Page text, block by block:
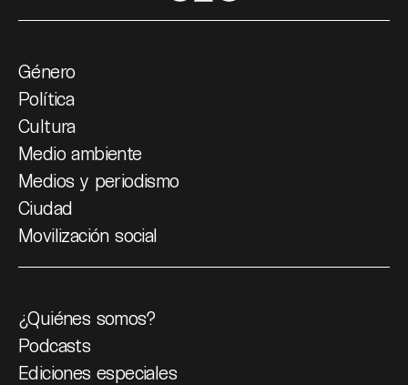
Género
Política
Cultura
Medio ambiente
Medios y periodismo
Ciudad
Movilización social
¿Quiénes somos?
Podcasts
Ediciones especiales